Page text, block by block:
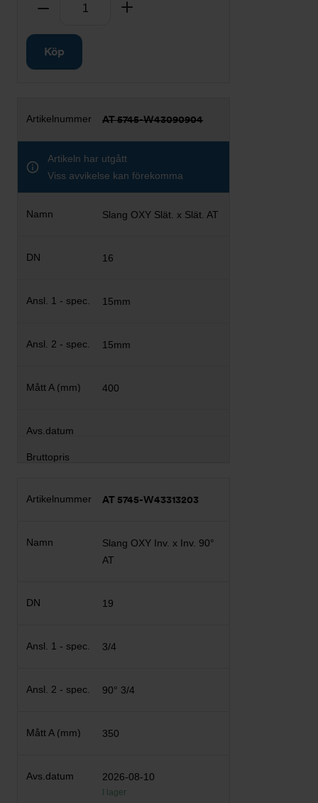
Ta bort
Köp
AT 5745-W43090904
Artikeln har utgått
Viss avvikelse kan förekomma
Slang OXY Slät. x Slät. AT
16
15mm
15mm
400
AT 5745-W43313203
Slang OXY Inv. x Inv. 90°
AT
19
3/4
90° 3/4
350
2026-08-10
I lager